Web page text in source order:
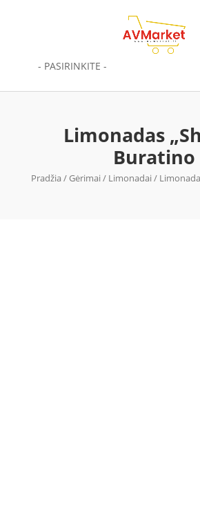
- PASIRINKITE -
Limonadas
Buratino
Pradžia /Gėrimai / Limonadai /